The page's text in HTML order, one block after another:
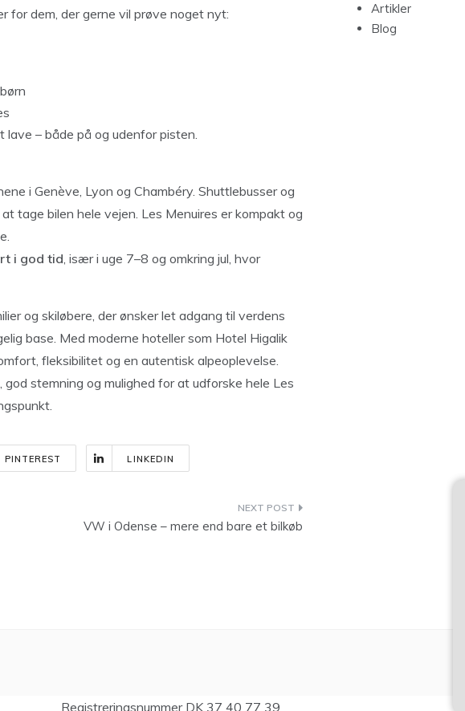
for dem, der gerne vil prøve noget nyt:
– både på og udenfor pisten.
i Genève, Lyon og Chambéry. Shuttlebusser og
tage bilen hele vejen. Les Menuires er kompakt og
i god tid , især i uge 7–8 og omkring jul, hvor
og skiløbere, der ønsker let adgang til verdens
base. Med moderne hoteller som Hotel Higalik
fleksibilitet og en autentisk alpeoplevelse.
stemning og mulighed for at udforske hele Les
PINTEREST LINKEDIN
VW i Odense – mere end bare et bilkøb
Artikler
Blog
Registreringsnummer DK 37 40 77 39